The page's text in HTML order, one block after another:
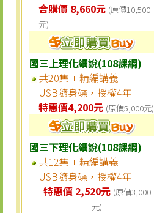
合購價 8,660元 (原價10,500
元)
國三上理化細說(108課綱)
共20集 + 精編講義
USB隨身碟，授權4年
特惠價4,200元 (原價5,000元)
國三下理化細說(108課綱)
共12集 + 精編講義
USB隨身碟，授權4年
特惠價 2,520元 (原價3,000
元)